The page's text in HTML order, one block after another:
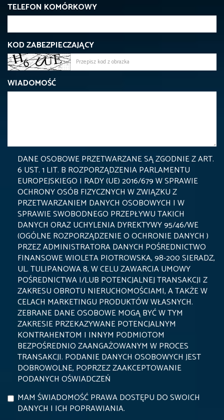
TELEFON KOMÓRKOWY
KOD ZABEZPIECZAJĄCY
WIADOMOŚĆ
DANE OSOBOWE PRZETWARZANE SĄ ZGODNIE Z ART.
6 UST. 1 LIT. B ROZPORZĄDZENIA PARLAMENTU
EUROPEJSKIEGO I RADY (UE) 2016/679 W SPRAWIE
OCHRONY OSÓB FIZYCZNYCH W ZWIĄZKU Z
PRZETWARZANIEM DANYCH OSOBOWYCH I W
SPRAWIE SWOBODNEGO PRZEPŁYWU TAKICH
DANYCH ORAZ UCHYLENIA DYREKTYWY 95/46/WE
(OGÓLNE ROZPORZĄDZENIE O OCHRONIE DANYCH )
PRZEZ ADMINISTRATORA DANYCH POŚREDNICTWO
FINANSOWE WIOLETA PIOTROWSKA, 98-200 SIERADZ,
UL. TULIPANOWA 8, W CELU ZAWARCIA UMOWY
POŚREDNICTWA I/LUB POTENCJALNEJ TRANSAKCJI Z
ZAKRESU OBROTU NIERUCHOMOŚCIAMI, A TAKŻE W
CELACH MARKETINGU PRODUKTÓW WŁASNYCH.
ZEBRANE DANE OSOBOWE MOGĄ BYĆ W TYM
ZAKRESIE PRZEKAZYWANE POTENCJALNYM
KONTRAHENTOM I INNYM PODMIOTOM
BEZPOŚREDNIO ZAANGAŻOWANYM W PROCES
TRANSAKCJI. PODANIE DANYCH OSOBOWYCH JEST
DOBROWOLNE, POPRZEZ ZAAKCEPTOWANIE
PODANYCH OŚWIADCZEŃ
MAM ŚWIADOMOŚĆ PRAWA DOSTĘPU DO SWOICH
DANYCH I ICH POPRAWIANIA.